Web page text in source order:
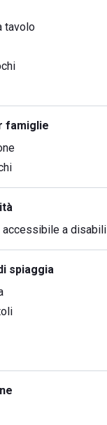
tavolo
famiglie
accessibile a disabili
spiaggia